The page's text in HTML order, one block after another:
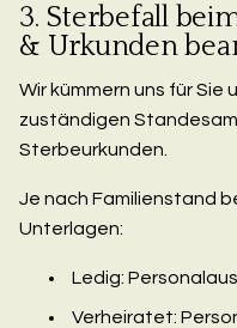
3. Sterbefall
& Urkunden
Wir kümmern uns für
zuständigen
Sterbeurkunden.
Je nach Familienstand
Unterlagen:
Ledig:
Verheiratet: